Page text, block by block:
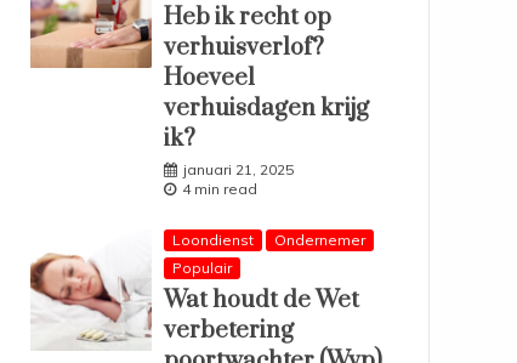
Heb ik recht op
verhuisverlof?
Hoeveel
verhuisdagen krijg
ik?
januari 21, 2025
4 min read
Loondienst
Ondernemer
Populair
Wat houdt de Wet
verbetering